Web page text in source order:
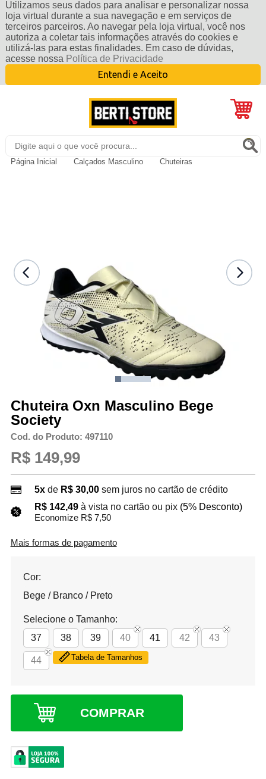
Utilizamos seus dados para analisar e personalizar nossa
loja virtual durante a sua navegação e em serviços de
terceiros parceiros. Ao navegar pela loja virtual, você nos
autoriza a coletar tais informações através do cookies e
utilizá-las para estas finalidades. Em caso de dúvidas,
acesse nossa Política de Privacidade
Entendi e Aceito
Página Inicial Calçados Masculino Chuteiras
Chuteira Oxn Masculino Bege
Society
Cod. do Produto: 497110
R$ 149,99
5xde R$ 30,00 sem juros no cartão de crédito
R$ 142,49 à vista no cartão ou pix (5% Desconto)
Economize R$ 7,50
Mais formas de pagamento
Cor:
Bege / Branco / Preto
Selecione o Tamanho:
37
38 39 40 41 42 43
44 Tabela de Tamanhos
COMPRAR